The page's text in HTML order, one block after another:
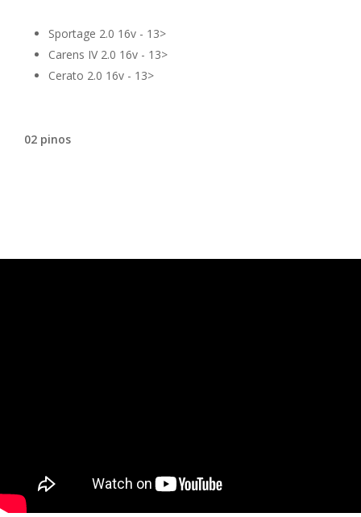
Sportage 2.0 16v - 13>
Carens IV 2.0 16v - 13>
Cerato 2.0 16v - 13>
02 pinos